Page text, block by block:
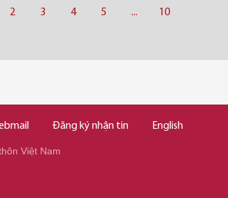
2 3 4 5 ... 10
Đăng ký nhận tin English
Việt Nam